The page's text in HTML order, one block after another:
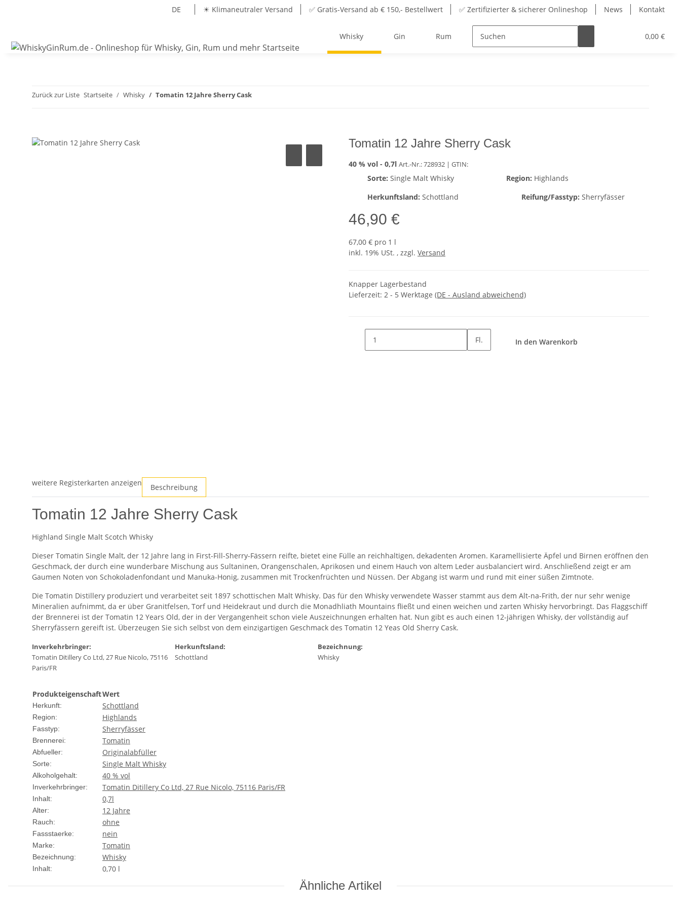
DE ☀ Klimaneutraler Versand ✅ Gratis-Versand ab € 150,- Bestellwert ✅ Zertifizierter & sicherer Onlineshop News Kontakt
0,00 €
Whisky Gin Rum Sortiment Adventskalender
Zurück zur Liste Startseite Whisky Tomatin 12 Jahre Sherry Cask
Tomatin 12 Jahre Sherry Cask
40 % vol - 0,7l Art.-Nr.: 728932 | GTIN:
Sorte: Single Malt Whisky
Herkunftsland: Schottland
Region: Highlands
Reifung/Fasstyp: Sherryfässer
46,90 €
67,00 € pro 1 l
inkl. 19% USt. , zzgl. Versand
Knapper Lagerbestand
Lieferzeit: 2 - 5 Werktage (DE - Ausland abweichend)
Fl. In den Warenkorb
weitere Registerkarten anzeigen Beschreibung
Tomatin 12 Jahre Sherry Cask
Highland Single Malt Scotch Whisky
Dieser Tomatin Single Malt, der 12 Jahre lang in First-Fill-Sherry-Fässern reifte, bietet eine Fülle an reichhaltigen, dekadenten Aromen. Karamellisierte Äpfel und Birnen eröffnen den
Geschmack, der durch eine wunderbare Mischung aus Sultaninen, Orangenschalen, Aprikosen und einem Hauch von altem Leder ausbalanciert wird. Anschließend zeigt er am
Gaumen Noten von Schokoladenfondant und Manuka-Honig, zusammen mit Trockenfrüchten und Nüssen. Der Abgang ist warm und rund mit einer süßen Zimtnote.
Die Tomatin Distillery produziert und verarbeitet seit 1897 schottischen Malt Whisky. Das für den Whisky verwendete Wasser stammt aus dem Alt-na-Frith, der nur sehr wenige
Mineralien aufnimmt, da er über Granitfelsen, Torf und Heidekraut und durch die Monadhliath Mountains fließt und einen weichen und zarten Whisky hervorbringt. Das Flaggschiff
der Brennerei ist der Tomatin 12 Years Old, der in der Vergangenheit schon viele Auszeichnungen erhalten hat. Nun gibt es auch einen 12-jährigen Whisky, der vollständig auf
Sherryfässern gereift ist. Überzeugen Sie sich selbst von dem einzigartigen Geschmack des Tomatin 12 Yeas Old Sherry Cask.
Inverkehrbringer:
Tomatin Ditillery Co Ltd, 27 Rue Nicolo, 75116
Paris/FR
Herkunftsland:
Schottland
Bezeichnung:
Whisky
ProdukteigenschaftWert
Herkunft: Schottland
Region: Highlands
Fasstyp: Sherryfässer
Brennerei: Tomatin
Abfueller: Originalabfüller
Sorte: Single Malt Whisky
Alkoholgehalt: 40 % vol
Inverkehrbringer: Tomatin Ditillery Co Ltd, 27 Rue Nicolo, 75116 Paris/FR
Inhalt: 0,7l
Alter: 12 Jahre
Rauch: ohne
Fassstaerke: nein
Marke: Tomatin
Bezeichnung: Whisky
Inhalt: 0,70 l
Ähnliche Artikel